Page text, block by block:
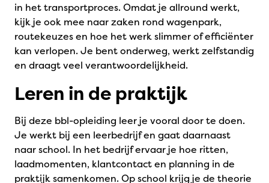
in het transportproces. Omdat je allround werkt,
kijk je ook mee naar zaken rond wagenpark,
routekeuzes en hoe het werk slimmer of efficiënter
kan verlopen. Je bent onderweg, werkt zelfstandig
en draagt veel verantwoordelijkheid.
Leren in de praktijk
Bij deze bbl-opleiding leer je vooral door te doen.
Je werkt bij een leerbedrijf en gaat daarnaast
naar school. In het bedrijf ervaar je hoe ritten,
laadmomenten, klantcontact en planning in de
praktijk samenkomen. Op school krijg je de theorie